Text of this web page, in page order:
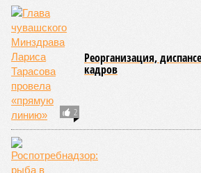
2
Реорганизация,
кадров